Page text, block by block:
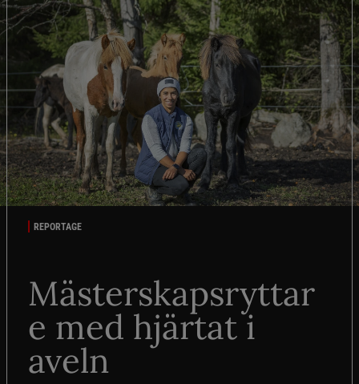
REPORTAGE
Mästerskapsryttar
e med hjärtat i
aveln